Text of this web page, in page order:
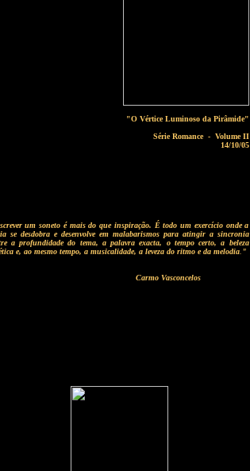
"O Vértice Luminoso da Pirâmide"
Série Romance - Volume II
14/10/05
um soneto é mais do que inspiração. É todo um exercício onde a
se desdobra e desenvolve em malabarismos para atingir a sincronia
a profundidade do tema, a palavra exacta, o tempo certo, a beleza
e, ao mesmo tempo, a musicalidade, a leveza do ritmo e da melodia. "
Vasconcelos